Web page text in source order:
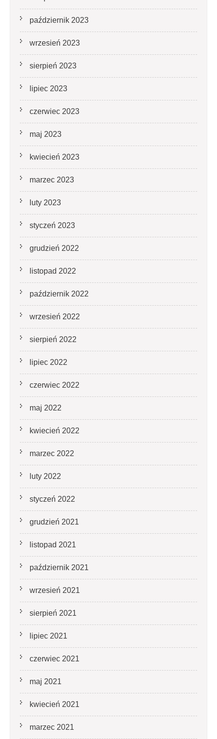
październik 2023
wrzesień 2023
sierpień 2023
lipiec 2023
czerwiec 2023
maj 2023
kwiecień 2023
marzec 2023
luty 2023
styczeń 2023
grudzień 2022
listopad 2022
październik 2022
wrzesień 2022
sierpień 2022
lipiec 2022
czerwiec 2022
maj 2022
kwiecień 2022
marzec 2022
luty 2022
styczeń 2022
grudzień 2021
listopad 2021
październik 2021
wrzesień 2021
sierpień 2021
lipiec 2021
czerwiec 2021
maj 2021
kwiecień 2021
marzec 2021